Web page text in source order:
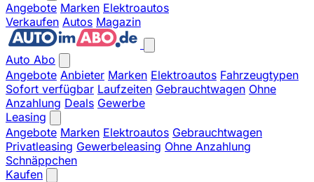
Angebote Marken Elektroautos
Verkaufen Autos Magazin
Auto Abo
Angebote Anbieter Marken Elektroautos Fahrzeugtypen
Sofort verfügbar Laufzeiten Gebrauchtwagen Ohne
Anzahlung Deals Gewerbe
Leasing
Angebote Marken Elektroautos Gebrauchtwagen
Privatleasing Gewerbeleasing Ohne Anzahlung
Schnäppchen
Kaufen